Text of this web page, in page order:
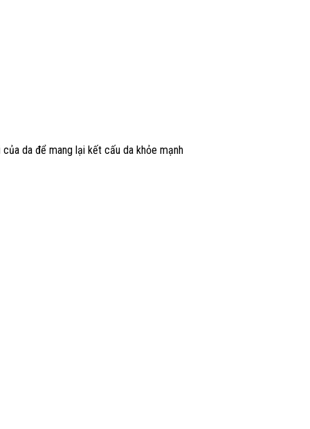
da để mang lại kết cấu da khỏe mạnh